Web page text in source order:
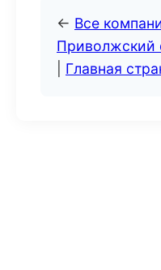
← Все
Приволжский
Главная